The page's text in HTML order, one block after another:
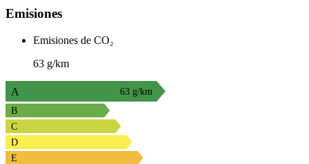
Emisiones
Emisiones de CO₂
63 g/km
A
63 g/km
B
C
D
E